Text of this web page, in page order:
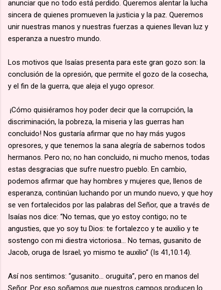
anunciar que no todo está perdido. Queremos alentar la lucha
sincera de quienes promueven la justicia y la paz. Queremos
unir nuestras manos y nuestras fuerzas a quienes llevan luz y
esperanza a nuestro mundo.
Los motivos que Isaías presenta para este gran gozo son: la
conclusión de la opresión, que permite el gozo de la cosecha,
y el fin de la guerra, que aleja el yugo opresor.
¡Cómo quisiéramos hoy poder decir que la corrupción, la
discriminación, la pobreza, la miseria y las guerras han
concluido! Nos gustaría afirmar que no hay más yugos
opresores, y que tenemos la sana alegría de sabernos todos
hermanos. Pero no; no han concluido, ni mucho menos, todas
estas desgracias que sufre nuestro pueblo. En cambio,
podemos afirmar que hay hombres y mujeres que, llenos de
esperanza, continúan luchando por un mundo nuevo, y que hoy
se ven fortalecidos por las palabras del Señor, que a través de
Isaías nos dice: “No temas, que yo estoy contigo; no te
angusties, que yo soy tu Dios: te fortalezco y te auxilio y te
sostengo con mi diestra victoriosa... No temas, gusanito de
Jacob, oruga de Israel; yo mismo te auxilio” (Is 41,10.14).
Así nos sentimos: “gusanito... oruguita”, pero en manos del
Señor. Por eso soñamos que nuestros campos producen lo